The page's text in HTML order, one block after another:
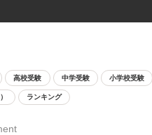
高校受験 中学受験 小学校受験
ランキング